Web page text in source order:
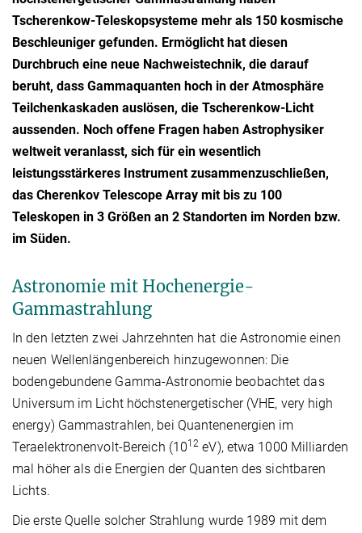
Tscherenkow-Teleskopsysteme mehr als 150 kosmische
Beschleuniger gefunden. Ermöglicht hat diesen
Durchbruch eine neue Nachweistechnik, die darauf
beruht, dass Gammaquanten hoch in der Atmosphäre
Teilchenkaskaden auslösen, die Tscherenkow-Licht
aussenden. Noch offene Fragen haben Astrophysiker
weltweit veranlasst, sich für ein wesentlich
leistungsstärkeres Instrument zusammenzuschließen,
das Cherenkov Telescope Array mit bis zu 100
Teleskopen in 3 Größen an 2 Standorten im Norden bzw.
im Süden.
Astronomie mit Hochenergie-
Gammastrahlung
In den letzten zwei Jahrzehnten hat die Astronomie einen
neuen Wellenlängenbereich hinzugewonnen: Die
bodengebundene Gamma-Astronomie beobachtet das
Universum im Licht höchstenergetischer (VHE, very high
energy) Gammastrahlen, bei Quantenenergien im
Teraelektronenvolt-Bereich (1012 eV), etwa 1000 Milliarden
mal höher als die Energien der Quanten des sichtbaren
Lichts.
Die erste Quelle solcher Strahlung wurde 1989 mit dem